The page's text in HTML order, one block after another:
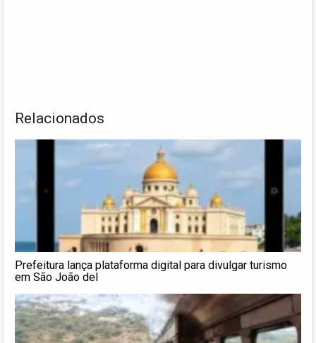
Relacionados
Prefeitura lança plataforma digital para divulgar turismo
em São João del